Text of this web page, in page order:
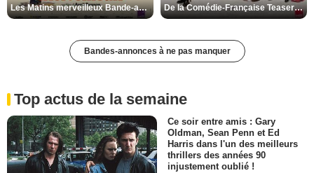
Les Matins merveilleux Bande-annonce VF De la Comédie-Française Teaser VF
Bandes-annonces à ne pas manquer
Top actus de la semaine
Ce soir entre amis : Gary
Oldman, Sean Penn et Ed
Harris dans l'un des meilleurs
thrillers des années 90
injustement oublié !